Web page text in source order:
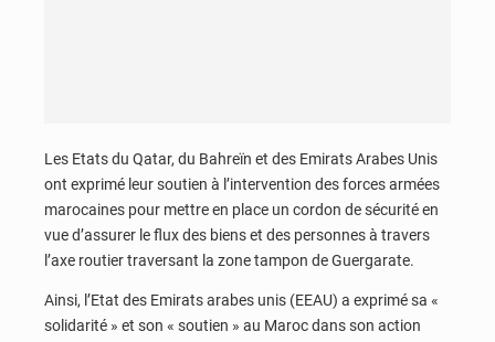
Les Etats du Qatar, du Bahreïn et des Emirats Arabes Unis
ont exprimé leur soutien à l’intervention des forces armées
marocaines pour mettre en place un cordon de sécurité en
vue d’assurer le flux des biens et des personnes à travers
l’axe routier traversant la zone tampon de Guergarate.
Ainsi, l’Etat des Emirats arabes unis (EEAU) a exprimé sa «
solidarité » et son « soutien » au Maroc dans son action